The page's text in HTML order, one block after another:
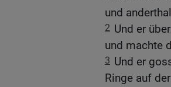
und
2 Und er
und machte
3 Und er
Ringe auf